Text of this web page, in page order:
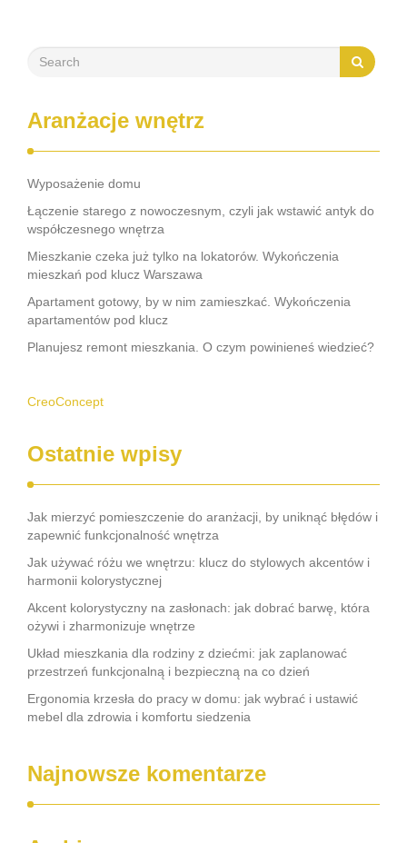
Aranżacje wnętrz
Wyposażenie domu
Łączenie starego z nowoczesnym, czyli jak wstawić antyk do
współczesnego wnętrza
Mieszkanie czeka już tylko na lokatorów. Wykończenia
mieszkań pod klucz Warszawa
Apartament gotowy, by w nim zamieszkać. Wykończenia
apartamentów pod klucz
Planujesz remont mieszkania. O czym powinieneś wiedzieć?
CreoConcept
Ostatnie wpisy
Jak mierzyć pomieszczenie do aranżacji, by uniknąć błędów i
zapewnić funkcjonalność wnętrza
Jak używać różu we wnętrzu: klucz do stylowych akcentów i
harmonii kolorystycznej
Akcent kolorystyczny na zasłonach: jak dobrać barwę, która
ożywi i zharmonizuje wnętrze
Układ mieszkania dla rodziny z dziećmi: jak zaplanować
przestrzeń funkcjonalną i bezpieczną na co dzień
Ergonomia krzesła do pracy w domu: jak wybrać i ustawić
mebel dla zdrowia i komfortu siedzenia
Najnowsze komentarze